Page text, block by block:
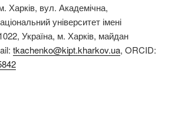
Харків, вул. Академічна,
університет імені
Україна, м. Харків, майдан
tkachenko@kipt.kharkov.ua, ORCID: